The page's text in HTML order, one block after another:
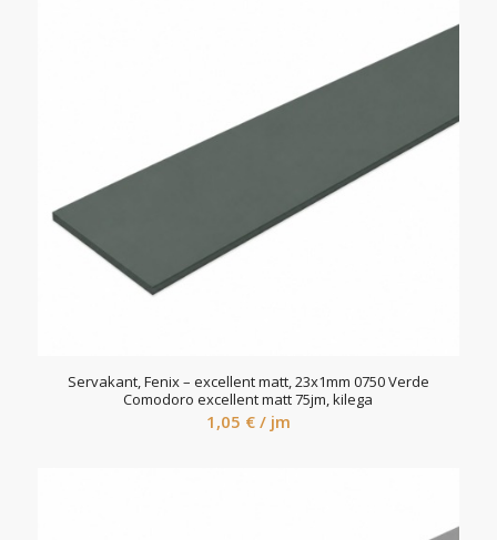
Servakant, Fenix – excellent matt, 23x1mm 0750 Verde
Comodoro excellent matt 75jm, kilega
1,05 € / jm